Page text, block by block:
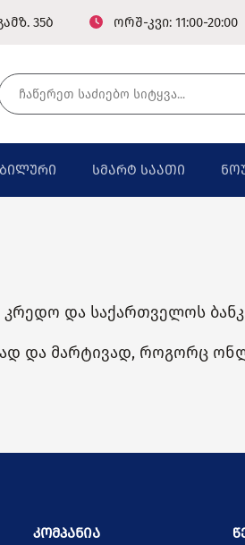
35ბ ორშ-კვი: 11:00-20:00
სმარტ საათი
და საქართველოს
და მარტივად, როგორც
კომპანია